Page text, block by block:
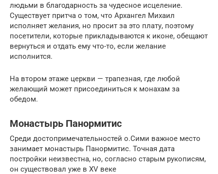
людьми в благодарность за чудесное исцеление.
Существует притча о том, что Архангел Михаил
исполняет желания, но просит за это плату, поэтому
посетители, которые прикладываются к иконе, обещают
вернуться и отдать ему что-то, если желание
исполнится.
На втором этаже церкви — трапезная, где любой
желающий может присоединиться к монахам за
обедом.
Монастырь Панормитис
Среди достопримечательностей о.Сими важное место
занимает монастырь Панормитис. Точная дата
постройки неизвестна, но, согласно старым рукописям,
он существовал уже в XV веке